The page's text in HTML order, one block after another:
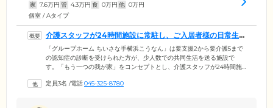
家 7.6万円 管 4.3万円 食 0万円 他 0万円
個室 / Aタイプ
介護スタッフが24時間施設に常駐し、ご入居者様の日常生
活を支援します
「グループホーム ちいさな手横浜こうなん」は要支援2から要介護5まで
の認知症の診断を受けられた方が、少人数での共同生活を送る施設で
す。「もう一つの我が家」をコンセプトとし、介護スタッフが24時間施
上の支援を、ご入居者様にご提供します。また、医療機関と24時間の連
定員3名 /電話045-325-8780